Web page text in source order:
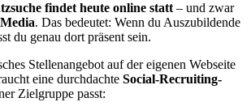
findet heute online statt – und zwar
. Das bedeutet: Wenn du Auszubildende
du genau dort präsent sein.
Stellenangebot auf der eigenen Webseite
eine durchdachte Social-Recruiting-
Zielgruppe passt: